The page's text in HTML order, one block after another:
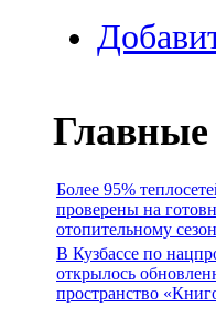
Главные
Более 95%
проверены на
отопительному
В Кузбассе по
открылось
пространство